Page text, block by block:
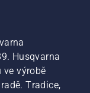
Husqvarna
ve výrobě
Tradice,